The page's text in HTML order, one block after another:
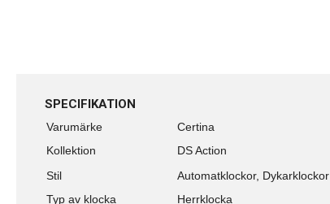
SPECIFIKATION
Varumärke
Certina
Kollektion
DS Action
Stil
Automatklockor, Dykarklockor
Typ av klocka
Herrklocka